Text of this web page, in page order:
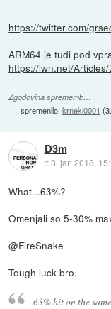
https://twitter.com/
ARM64 je tudi pod
https://lwn.net/
Zgodovina sprememb…
spremenilo:krneki0001 (
D3m
::3. jan 2018,
What...63%?
Omenjali so 5-30%
@FireSnake
Tough luck bro.
63% hit on the